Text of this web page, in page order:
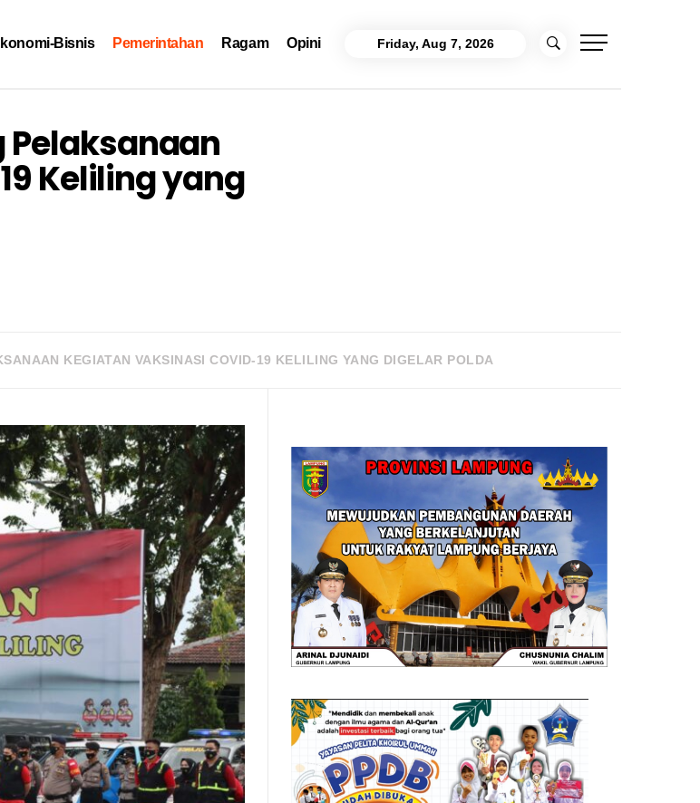
Bisnis Pemerintahan Ragam Opini Friday, Aug 7, 2026
Keliling yang
KEGIATAN VAKSINASI COVID-19 KELILING YANG DIGELAR POLDA